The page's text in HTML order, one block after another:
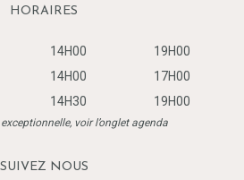
HORAIRES
14H00
19H00
14H00
17H00
14H30 19H00
voir l’onglet agenda
SUIVEZ NOUS